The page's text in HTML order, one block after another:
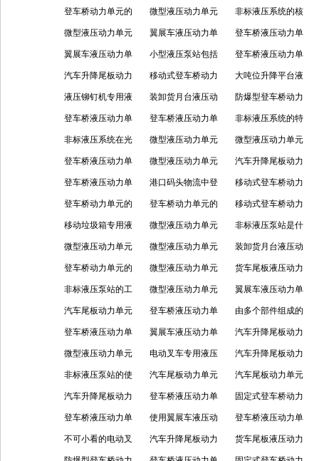
内容 分享 择？
元的技术特点如何 压泵站的构成、原
理及特点
元的应用场景及技
术特点
登车桥动力单元的
多方面了解
微型液压动力单元
的知识点简单介绍
非标液压系统的核
心特点及应用场景
微型液压动力单元
的核心优势
翼展车液压动力单
元的具体用途及结
构特点
登车桥液压动力单
元的功能怎样
翼展车液压动力单
元的结构组成及性
能优势
小型液压泵站包括
哪些工作原理
登车桥液压动力单
元的工作原理及功
能
汽车升降尾板动力
单元是什么，功能
及特点如何
移动式登车桥动力
单元的核心特点怎
样
大吨位升降平台液
压泵站的作用是什
么
液压铆钉机专用液
压泵站的工作流程
及适用场景
装卸货月台液压动
力单元的核心用途
防爆型登车桥动力
单元的核心特点
登车桥液压动力单
元的调速方式分享
登车桥液压动力单
元具体是怎么工作
的
非标液压系统的特
点及功能
非标液压系统在光
伏设备中的设计
微型液压动力单元
的应用与优势
微型液压动力单元
的作用及选型的要
点
登车桥液压动力单
元的工作机制
微型液压动力单元
的核心特点是什么
汽车升降尾板动力
单元的使用及功能
登车桥液压动力单
元的作用、结构及
特点
港口码头物流中登
车桥动力单元所发
挥的作用
移动式登车桥动力
单元：液压系统的
功能及保养
登车桥动力单元的
结构原理及应用场
景
登车桥动力单元的
基础内容介绍
移动式登车桥动力
单元的组成部分有
哪些
移动垃圾箱专用液
压泵站的核心功能
与应用场景
微型液压动力单元
有什么作用？
非标液压泵站是什
么，应用于哪些领
域？
微型液压动力单元
的产品优点
微型液压动力单元
的优势及作用
装卸货月台液压动
力单元的组成部分
登车桥动力单元的
核心优势
微型液压动力单元
的应用领域广泛
货车尾板液压动力
单元应用的相关介
绍
非标液压泵站的工
作原理及应用领域
微型液压动力单元
的应用与优缺点
翼展车液压动力单
元使用的相关方面
汽车尾板动力单元
的原理及应用
登车桥液压动力单
元的工作原理如何
由多个部件组成的
货车尾板液压动力
单元
登车桥液压动力单
元的特点如何
翼展车液压动力单
元的使用方法包括
哪些
汽车升降尾板动力
单元的功能，原
理，应用及维护
微型液压动力单元
的工作原理详细解
析
电动叉车专用液压
单元是什么，组成
及功能怎样？
汽车升降尾板动力
单元的组成结构及
工作原理
非标液压泵站的使
用年限与什么有关
汽车尾板动力单元
组成部分：液压系
统、电气系统和机
械结构介绍
汽车尾板动力单元
中阀有哪些？
汽车升降尾板动力
单元的突出优势
登车桥液压动力单
元油箱过热原因及
解决方法
固定式登车桥动力
单元的不同方面介
绍
登车桥液压动力单
元油箱过热如何解
使用翼展车液压动
力单元需了解哪些
登车桥液压动力单
元有什么作用，特
不可小看的电动叉 汽车升降尾板动力 货车尾板液压动力